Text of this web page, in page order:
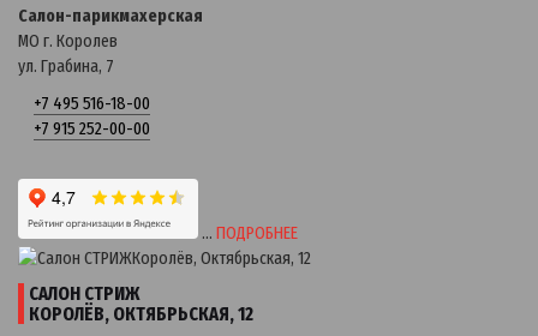
Салон-парикмахерская
МО г. Королев
ул. Грабина, 7
+7 495 516-18-00
+7 915 252-00-00
… ПОДРОБНЕЕ
САЛОН СТРИЖ
КОРОЛЁВ, ОКТЯБРЬСКАЯ, 12